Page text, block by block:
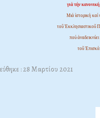
γιά τήν
Μιά ἱστορική
τοῦ Ἐκκλησιαστικοῦ
πού
τοῦ
: 28 Μαρτίου 2021